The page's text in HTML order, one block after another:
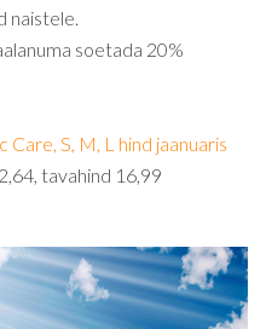
naistele.
soetada 20%
S, M, L hind jaanuaris
tavahind 16,99